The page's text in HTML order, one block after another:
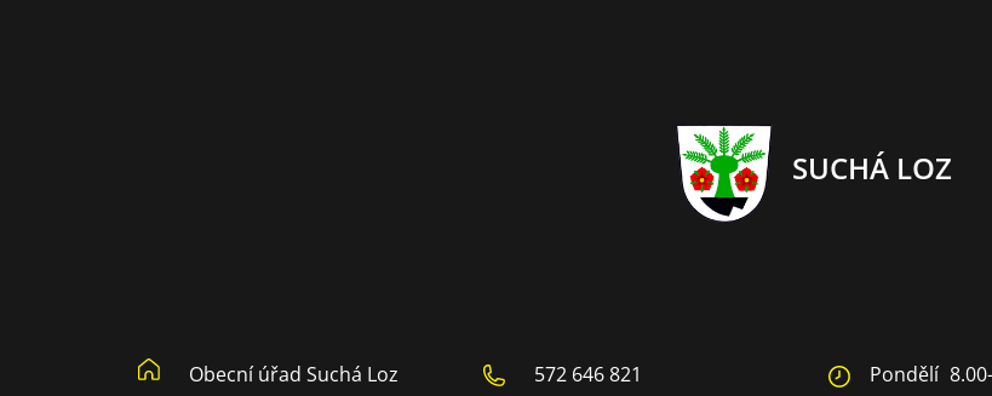
SUCHÁ LOZ
Obecní úřad Suchá Loz
572 646 821 Pondělí